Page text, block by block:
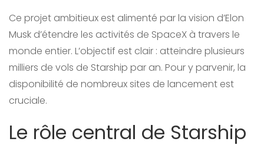
Ce projet ambitieux est alimenté par la vision d’Elon
Musk d’étendre les activités de SpaceX à travers le
monde entier. L’objectif est clair : atteindre plusieurs
milliers de vols de Starship par an. Pour y parvenir, la
disponibilité de nombreux sites de lancement est
cruciale.
Le rôle central de Starship